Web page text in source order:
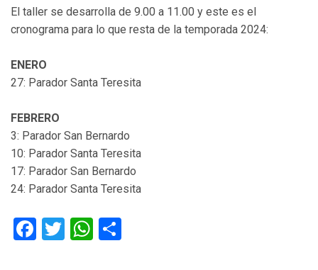
El taller se desarrolla de 9.00 a 11.00 y este es el
cronograma para lo que resta de la temporada 2024:
ENERO
27: Parador Santa Teresita
FEBRERO
3: Parador San Bernardo
10: Parador Santa Teresita
17: Parador San Bernardo
24: Parador Santa Teresita
Facebook
TwitterWhatsApp